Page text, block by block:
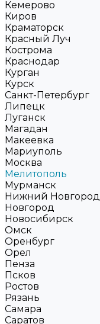
Кемерово
Киров
Краматорск
Красный Луч
Кострома
Краснодар
Курган
Курск
Санкт-Петербург
Липецк
Луганск
Магадан
Макеевка
Мариуполь
Москва
Мелитополь
Мурманск
Нижний Новгород
Новгород
Новосибирск
Омск
Оренбург
Орел
Пенза
Псков
Ростов
Рязань
Самара
Саратов